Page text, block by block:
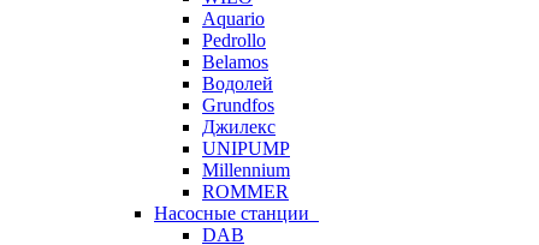
Aquario
Pedrollo
Belamos
Водолей
Grundfos
Джилекс
UNIPUMP
Millennium
ROMMER
Насосные станции
DAB